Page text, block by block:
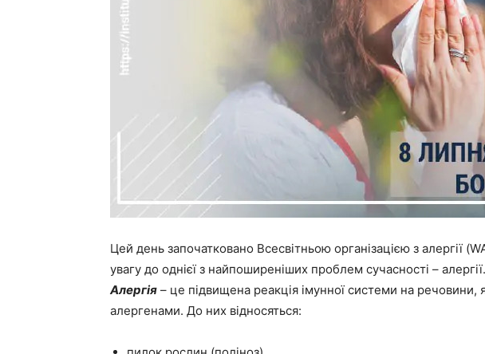
Цей день започатковано Всесвітньою організацією з алергії
увагу до однієї з найпоширеніших проблем сучасності – алергії.
Алергія – це підвищена реакція імунної системи на речовини,
алергенами. До них відносяться: